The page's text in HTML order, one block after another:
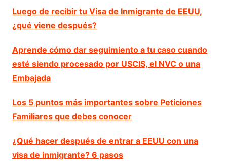
Luego de recibir tu Visa de Inmigrante de EEUU,
¿qué viene después?
Aprende cómo dar seguimiento a tu caso cuando
esté siendo procesado por USCIS, el NVC o una
Embajada
Los 5 puntos más importantes sobre Peticiones
Familiares que debes conocer
¿Qué hacer después de entrar a EEUU con una
visa de inmigrante? 6 pasos